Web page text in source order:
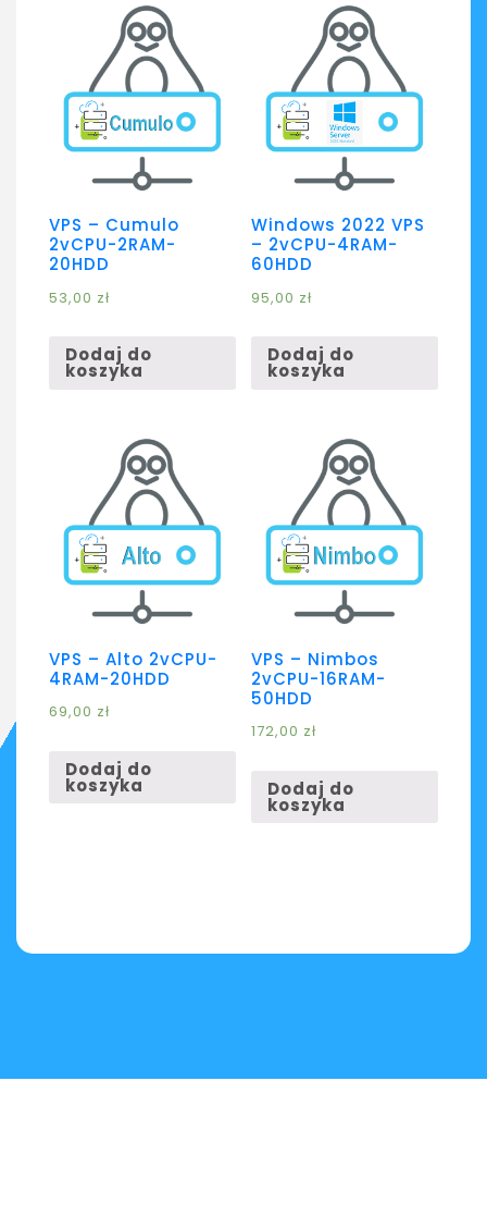
VPS – Cumulo
2vCPU-2RAM-
20HDD
53,00 zł
Dodaj do
koszyka
Windows 2022 VPS
– 2vCPU-4RAM-
60HDD
95,00 zł
Dodaj do
koszyka
VPS – Alto 2vCPU-
4RAM-20HDD
69,00 zł
Dodaj do
koszyka
VPS – Nimbos
2vCPU-16RAM-
50HDD
172,00 zł
Dodaj do
koszyka